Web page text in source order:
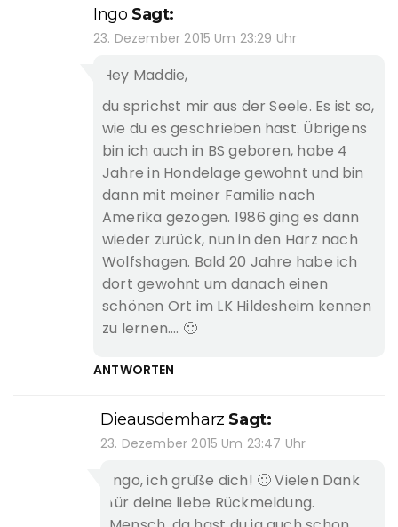
Ingo Sagt:
23. Dezember 2015 Um 23:29 Uhr
Hey Maddie,
du sprichst mir aus der Seele. Es ist so,
wie du es geschrieben hast. Übrigens
bin ich auch in BS geboren, habe 4
Jahre in Hondelage gewohnt und bin
dann mit meiner Familie nach
Amerika gezogen. 1986 ging es dann
wieder zurück, nun in den Harz nach
Wolfshagen. Bald 20 Jahre habe ich
dort gewohnt um danach einen
schönen Ort im LK Hildesheim kennen
zu lernen…. 🙂
ANTWORTEN
Dieausdemharz Sagt:
23. Dezember 2015 Um 23:47 Uhr
Ingo, ich grüße dich! 🙂 Vielen Dank
für deine liebe Rückmeldung.